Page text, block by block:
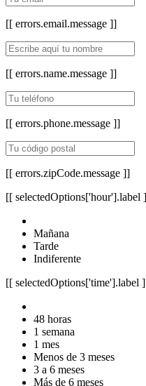
[[ errors.email.message ]]
[[ errors.name.message ]]
[[ errors.phone.message ]]
[[ errors.zipCode.message ]]
[[ selectedOptions['hour'].label
Mañana
Tarde
Indiferente
[[ selectedOptions['time'].label
48 horas
1 semana
1 mes
Menos de 3 meses
3 a 6 meses
Más de 6 meses